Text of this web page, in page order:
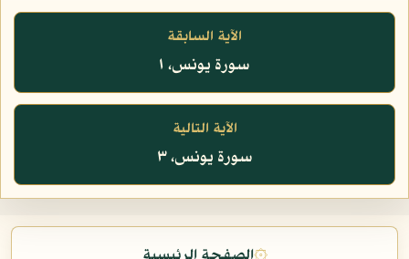
الآية السابقة
سورة يونس، ١
الآية التالية
سورة يونس، ٣